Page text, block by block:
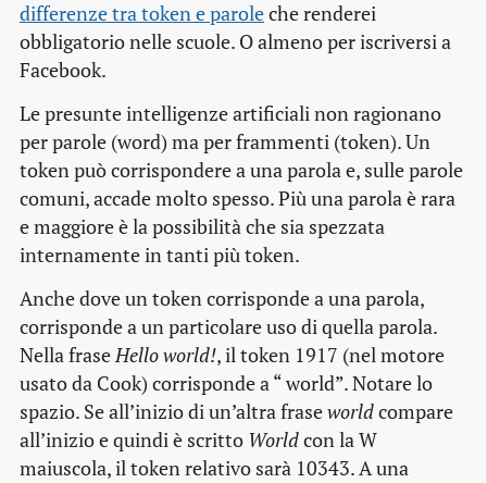
differenze tra token e paroleche renderei
obbligatorio nelle scuole. O almeno per iscriversi a
Facebook.
Le presunte intelligenze artificiali non ragionano
per parole (word) ma per frammenti (token). Un
token può corrispondere a una parola e, sulle parole
comuni, accade molto spesso. Più una parola è rara
e maggiore è la possibilità che sia spezzata
internamente in tanti più token.
Anche dove un token corrisponde a una parola,
corrisponde a un particolare uso di quella parola.
Nella fraseHello world!, il token 1917 (nel motore
usato da Cook) corrisponde a “ world”. Notare lo
spazio. Se all’inizio di un’altra fraseworldcompare
all’inizio e quindi è scritto Worldcon la W
maiuscola, il token relativo sarà 10343. A una